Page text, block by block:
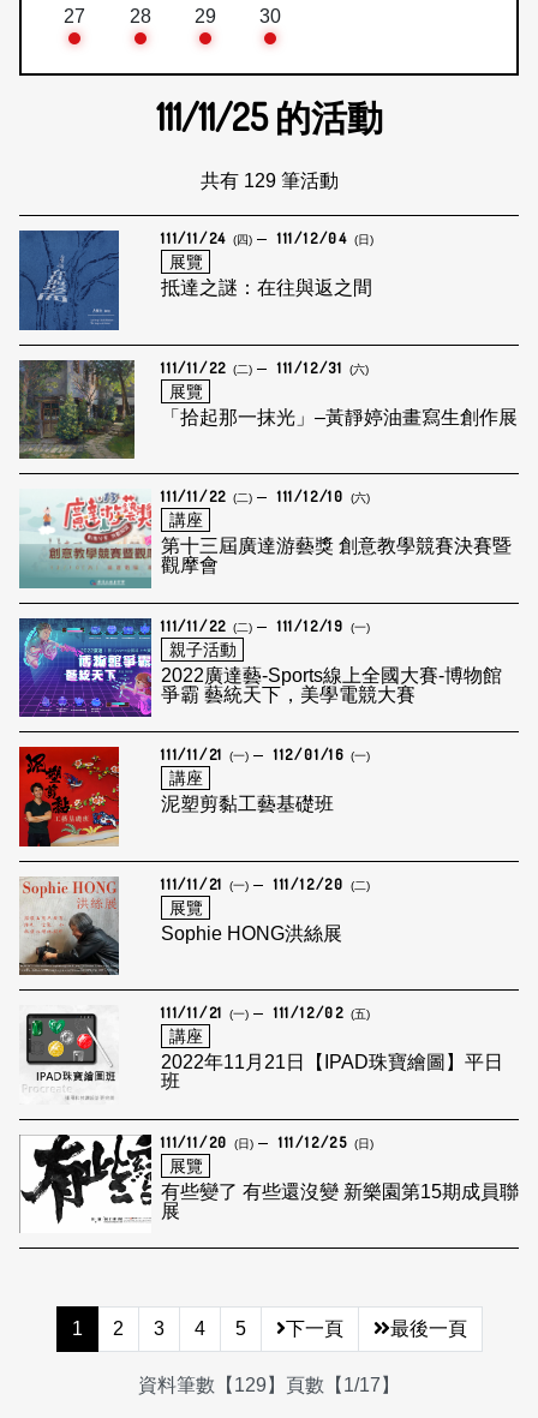
27 28 29 30
111/11/25的活動
共有 129 筆活動
111/11/24 (四) 111/12/04 (日)
展覽
抵達之謎：在往與返之間
111/11/22 (二) 111/12/31 (六)
展覽
「拾起那一抹光」–黃靜婷油畫寫生創作展
111/11/22 (二) 111/12/10 (六)
講座
第十三屆廣達游藝獎 創意教學競賽決賽暨
觀摩會
111/11/22 (二) 111/12/19 (一)
親子活動
2022廣達藝-Sports線上全國大賽-博物館
爭霸 藝統天下，美學電競大賽
111/11/21 (一) 112/01/16 (一)
講座
泥塑剪黏工藝基礎班
111/11/21 (一) 111/12/20 (二)
展覽
Sophie HONG洪絲展
111/11/21 (一) 111/12/02 (五)
講座
2022年11月21日【IPAD珠寶繪圖】平日
班
111/11/20 (日) 111/12/25 (日)
展覽
有些變了 有些還沒變 新樂園第15期成員聯
展
1 2 3 4 5 下一頁 最後一頁
資料筆數【129】頁數【1/17】